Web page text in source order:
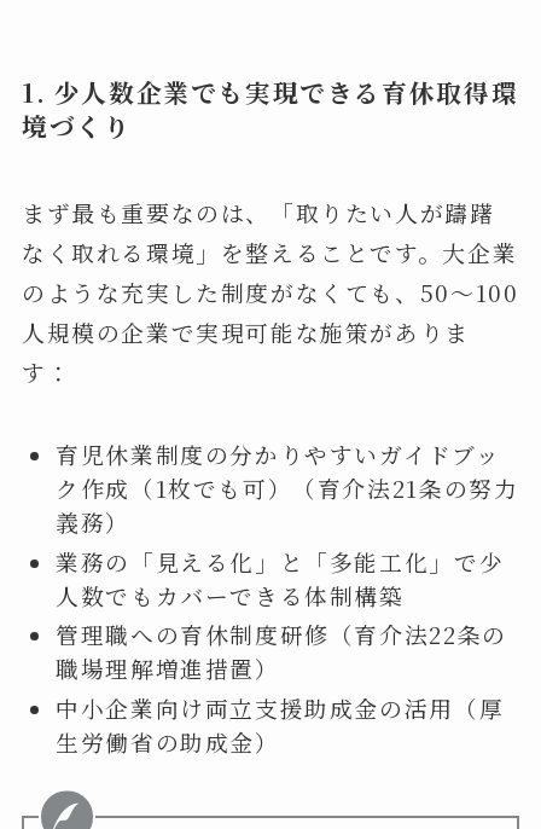
1. 少人数企業でも実現できる育休取得環
境づくり
まず最も重要なのは、「取りたい人が躊躇
なく取れる環境」を整えることです。大企業
のような充実した制度がなくても、50～100
人規模の企業で実現可能な施策がありま
す：
育児休業制度の分かりやすいガイドブッ
ク作成（1枚でも可）（育介法21条の努力
義務）
業務の「見える化」と「多能工化」で少
人数でもカバーできる体制構築
管理職への育休制度研修（育介法22条の
職場理解増進措置）
中小企業向け両立支援助成金の活用（厚
生労働省の助成金）